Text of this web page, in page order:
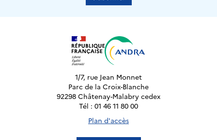
1/7, rue Jean Monnet
Parc de la Croix-Blanche
92298 Châtenay-Malabry cedex
Tél : 01 46 11 80 00
Plan d'accès